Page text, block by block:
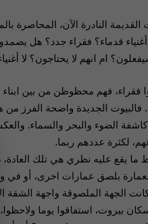
القديمة النادرة الآن، المحاصرة
قدماء؟ فقراء جدد؟ هل
ام انهم لا يحتاجون؟ لا
فقراء، فهم محظوظن من بين
فالبيوت الجديدة واضحة الفرز
الضوء والبحر والسماء.
لكثرة عددهم ربما.
ما يقع عليه نظري هي تلك العادة،
بلصق عمارات اخرى، أو في
الجهة الملصوقة واجهة الشقة
بيروت، استفاقوا يوما ولاحظوا،